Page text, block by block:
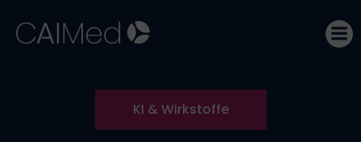
KI & Wirkstoffe